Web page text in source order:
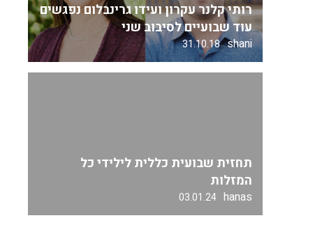
רותי קלנר עקרון ועידו גרינבלום נפגשים
עוד שבועיים לסיבוב שני
shani
31.10.18
תחזית שבועית כללית לילידי כל
המזלות
hanas
03.01.24